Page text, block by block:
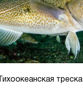
Тихоокеанская треска